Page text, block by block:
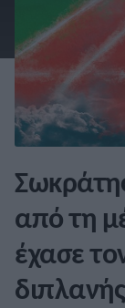
από τη
έχασε